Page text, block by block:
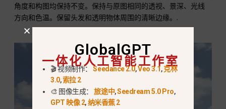
角度和构图均保持不变。保持与原图相同的透视、景深、光线
方向和色温。保留头发和透明物体周围的清晰边缘。.
GlobalGPT
一体化人工智能工作室
🎬 视频制作：Seedance 2.0,Veo 3.1,克林
3.0,索拉 2
🎨 图像生成：旅途中,Seedream 5.0 Pro,
GPT 映像 2,纳米香蕉 2